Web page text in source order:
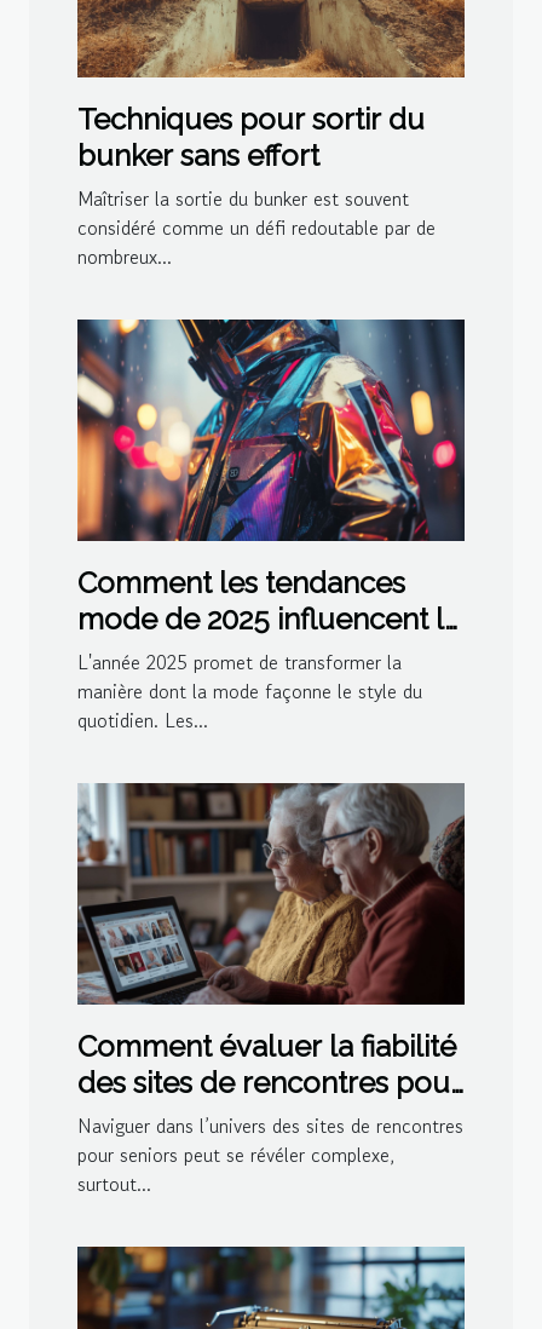
Techniques pour sortir du
bunker sans effort
Maîtriser la sortie du bunker est souvent
considéré comme un défi redoutable par de
nombreux...
Comment les tendances
mode de 2025 influencent le
style quotidien
L'année 2025 promet de transformer la
manière dont la mode façonne le style du
quotidien. Les...
Comment évaluer la fiabilité
des sites de rencontres pour
seniors
Naviguer dans l’univers des sites de rencontres
pour seniors peut se révéler complexe,
surtout...